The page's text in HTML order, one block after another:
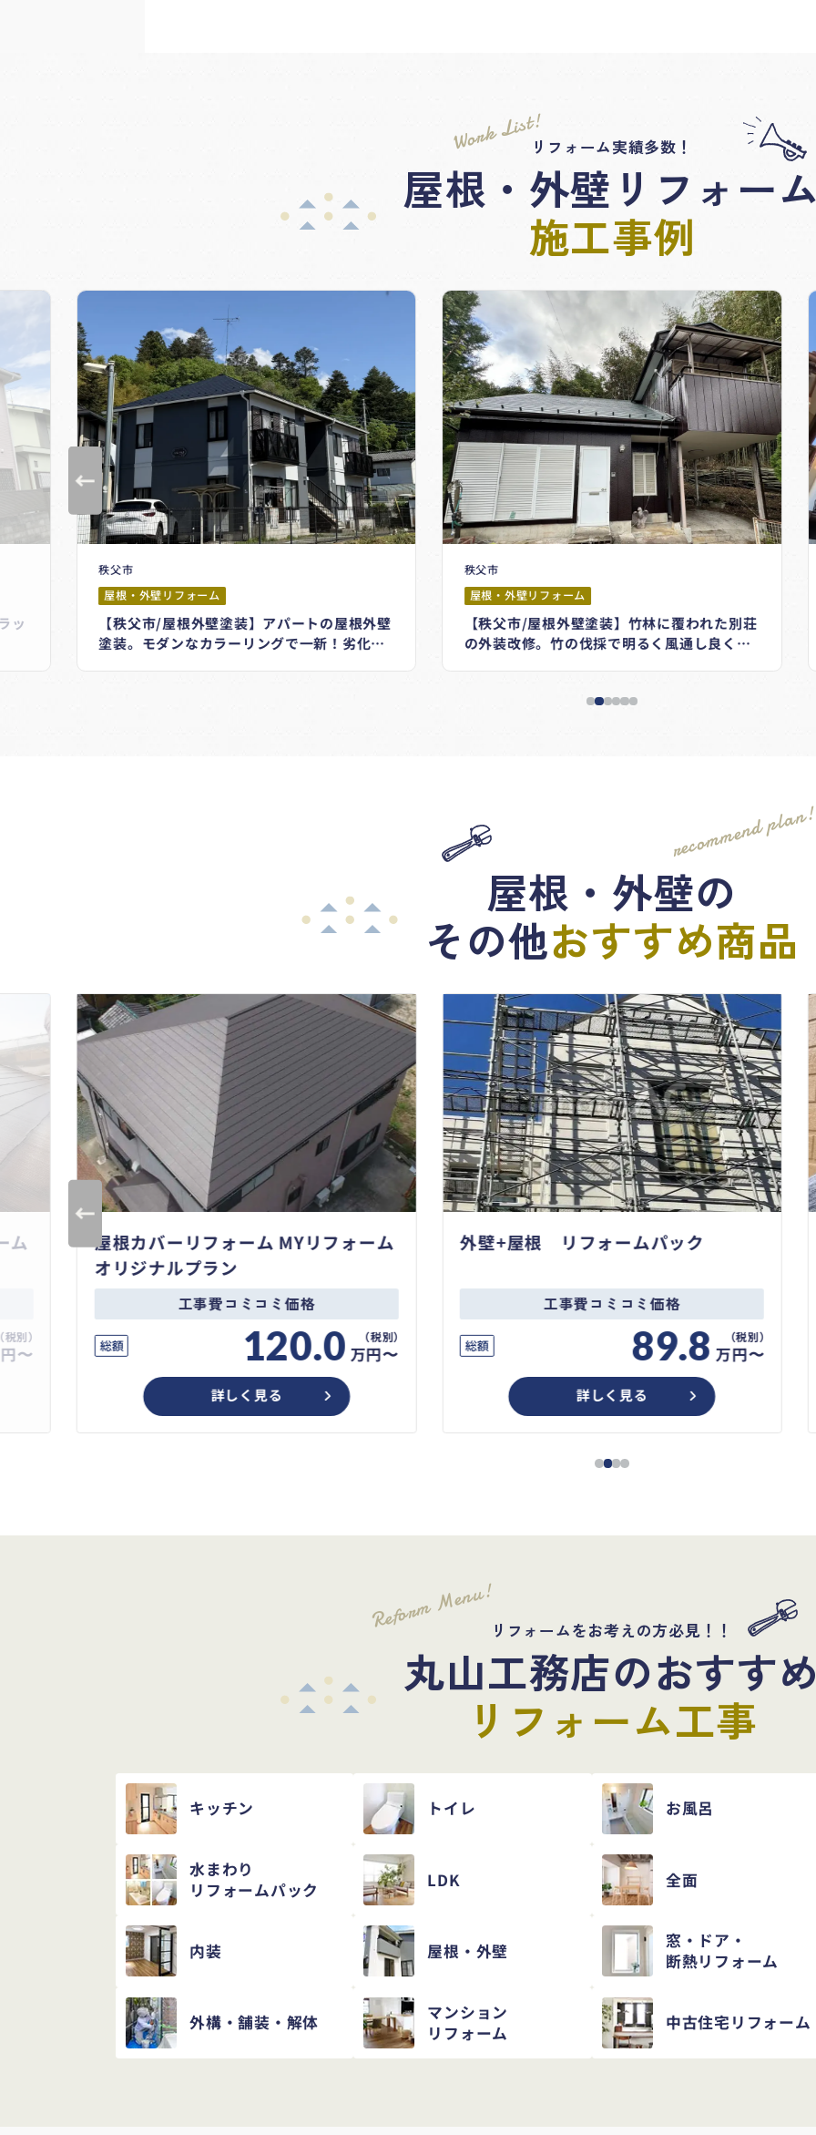
Work List!リフォーム実績多数！
屋根・外壁リフォー
施工事例
ッ
秩父市
屋根・外壁リフォーム
【秩父市/屋根外壁塗装】アパートの屋根外壁
塗装。モダンなカラーリングで一新！劣化し
秩父市
屋根・外壁リフォーム
【秩父市/屋根外壁塗装】竹林に覆われた別荘
の外装改修。竹の伐採で明るく風通し良くな
recommend
屋根・外壁の
その他おすすめ商品
ム
〜
屋根カバーリフォーム MYリフォーム
オリジナルプラン
工事費コミコミ価格
総額 120.0 万円〜
詳しく見る
外壁+屋根 リフォームパック
工事費コミコミ価格
総額 89.8 万円〜
詳しく見る
Reform Menu! リフォームをお考えの方必見！！
丸山工務店のおすす
リフォーム工事
キッチン トイレ お風呂
水まわり
リフォームパック
LDK 全面
内装 屋根・外壁
窓・ドア・
断熱リフォーム
外構・舗装・解体
マンション
リフォーム
中古住宅 リフォーム